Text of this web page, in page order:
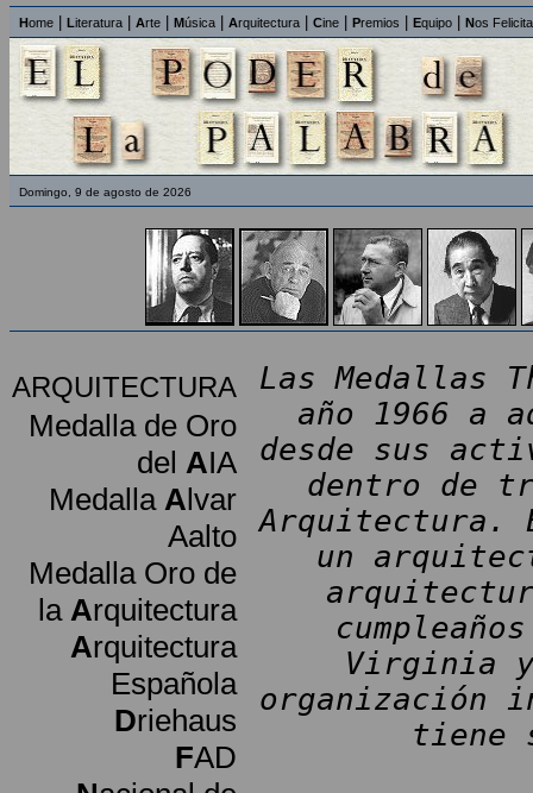
Home Literatura Arte Música Arquitectura Cine Premios Equipo Nos
Domingo, 9 de agosto de 2026
ARQUITECTURA
Medalla de Oro
del AIA
Medalla Alvar
Aalto
Medalla Oro de
la Arquitectura
Arquitectura
Española
Driehaus
FAD
Las Medallas
año 1966 a
desde sus
dentro de
Arquitectura.
un
Virginia y
organización
tiene